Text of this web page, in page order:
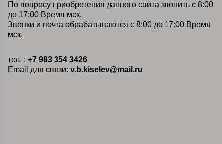
По вопросу приобретения данного сайта звонить с 8:00
до 17:00 Время мск.
Звонки и почта обрабатываются с 8:00 до 17:00 Время
мск.
тел. : +7 983 354 3426
Email для связи: v.b.kiselev@mail.ru